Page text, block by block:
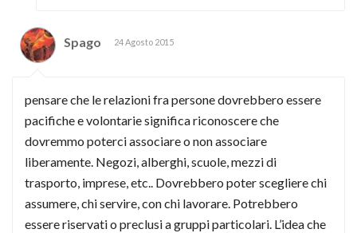
Spago 24 Agosto 2015
pensare che le relazioni fra persone dovrebbero essere
pacifiche e volontarie significa riconoscere che
dovremmo poterci associare o non associare
liberamente. Negozi, alberghi, scuole, mezzi di
trasporto, imprese, etc.. Dovrebbero poter scegliere chi
assumere, chi servire, con chi lavorare. Potrebbero
essere riservati o preclusi a gruppi particolari. L’idea che